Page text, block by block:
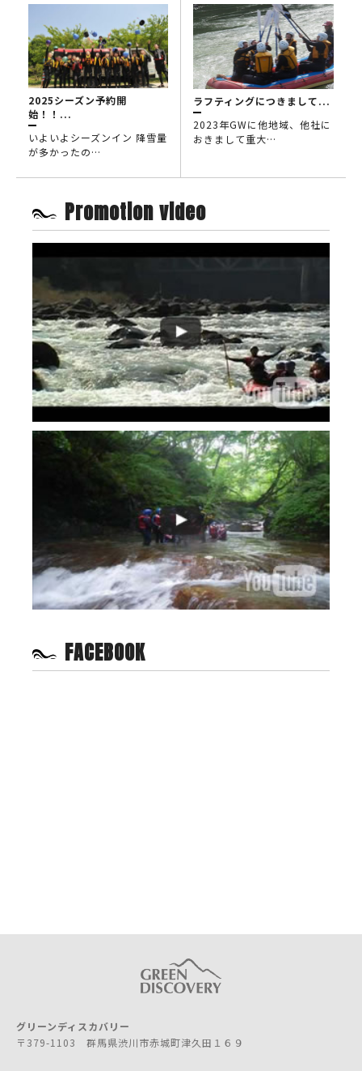
2025シーズン予約開
始！！...
いよいよシーズンイン 降雪量
が多かったの…
ラフティングにつきまして...
2023年GWに他地域、他社に
おきまして重大…
Promotion video
FACEBOOK
グリーンディスカバリー
〒379-1103 群馬県渋川市赤城町津久田１６９